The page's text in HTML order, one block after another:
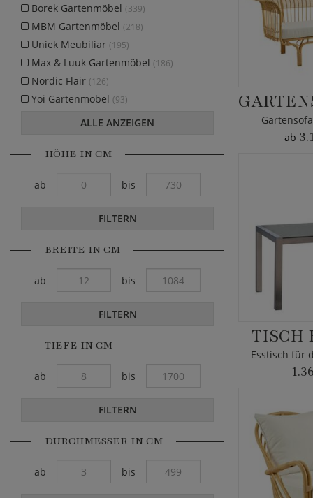
ab
TISCH
Esstisch für
Borek Gartenmöbel (339)
MBM Gartenmöbel (218)
Uniek Meubiliar (195)
Max & Luuk Gartenmöbel (186)
Nordic Flair (126)
Yoi Gartenmöbel (93)
ALLE ANZEIGEN
HÖHE IN CM
ab bis
FILTERN
BREITE IN CM
ab bis
FILTERN
TIEFE IN CM
ab bis
FILTERN
DURCHMESSER IN CM
ab bis